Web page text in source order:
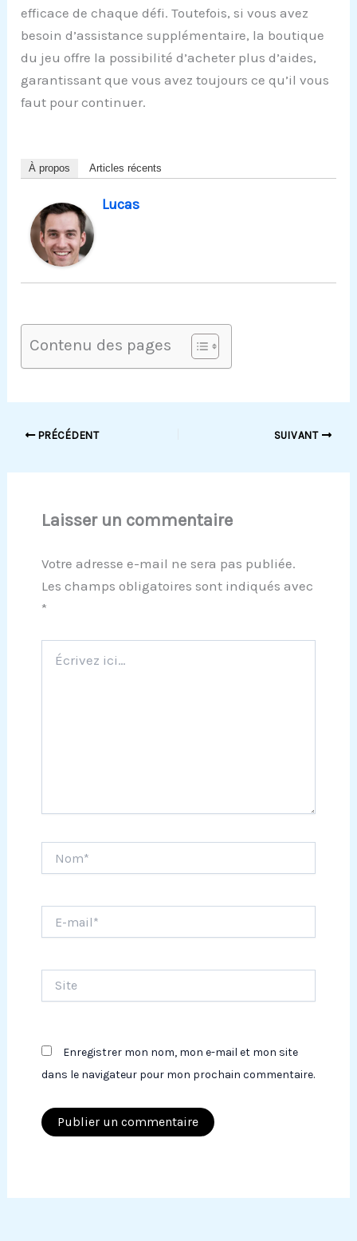
efficace de chaque défi. Toutefois, si vous avez
besoin d’assistance supplémentaire, la boutique
du jeu offre la possibilité d’acheter plus d’aides,
garantissant que vous avez toujours ce qu’il vous
faut pour continuer.
À propos Articles récents
Lucas
Contenu des pages
PRÉCÉDENT SUIVANT
Laisser un commentaire
Votre adresse e-mail ne sera pas publiée.
Les champs obligatoires sont indiqués avec
*
ici…
mail*
Enregistrer mon nom, mon e-mail et mon site
dans le navigateur pour mon prochain commentaire.